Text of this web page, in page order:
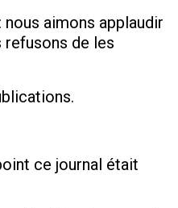
aimons applaudir
refusons de les
ce journal était